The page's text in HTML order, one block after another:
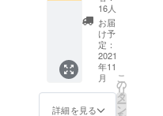
マシ
油、
水、カ
オリ
ン、ラ
ベン
ダー
トラス
上が
り。 天
然の精
油をブ
レンド
した、
ほんの
りやさ
しいフ
養素
たっぷ
りのホ
エイを
使った
無添加
石けん
です。
お肌に
相当)】
＋ 送料
620円
計3260
円相当
・淡路
島ホエ
イ石け
ん 70g
16人
お届
け予
定：
2021
年11
月
詳細を見る
こ
の
リ
タ
ー
ン